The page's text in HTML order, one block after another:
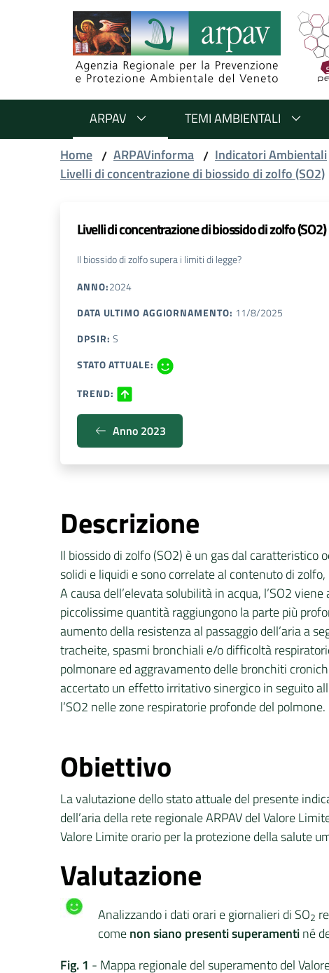
Salta al contenuto
Salta alla navigazione
Salta al footer
ARPAV TEMI AMBIENTALI
Home / ARPAVinforma / Indicatori Ambientali
Livelli di concentrazione di biossido di zolfo (SO2)
Livelli di concentrazione di biossido di zolfo (SO2)
Il biossido di zolfo supera i limiti di legge?
ANNO:2024
DATA ULTIMO AGGIORNAMENTO: 11/8/2025
DPSIR: S
STATO ATTUALE:
TREND:
Anno 2023
Descrizione
Il biossido di zolfo (SO2) è un gas dal
solidi e liquidi e sono correlate al contenuto di
A causa dell’elevata solubilità in acqua, l’SO2
piccolissime quantità raggiungono la parte più
aumento della resistenza al passaggio dell’aria a
tracheite, spasmi bronchiali e/o difficoltà
polmonare ed aggravamento delle bronchiti
accertato un effetto irritativo sinergico in seguito
l’SO2 nelle zone respiratorie profonde del polmone.
Obiettivo
La valutazione dello stato attuale del presente
dell’aria della rete regionale ARPAV del Valore
Valore Limite orario per la protezione della salute
Valutazione
Analizzando i dati orari e giornalieri di SO2
comenon siano presenti superamentiné
Fig. 1 - Mappa regionale del superamento del